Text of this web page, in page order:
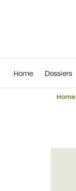
Home Dossiers
Home